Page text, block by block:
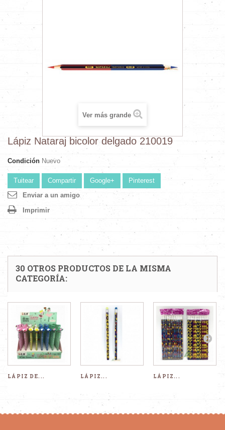
Ver más grande
Lápiz Nataraj bicolor delgado 210019
Condición Nuevo
Tuitear Compartir Google+
Pinterest
Enviar a un amigo
Imprimir
30 OTROS PRODUCTOS DE LA MISMA
CATEGORÍA:
LÁPIZ DE... LÁPIZ... LÁPIZ...